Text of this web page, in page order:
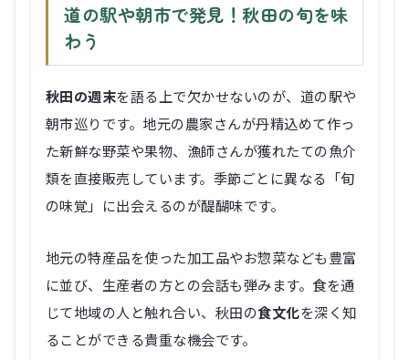
道の駅や朝市で発見！秋田の旬を味
わう
秋田の週末を語る上で欠かせないのが、道の駅や
朝市巡りです。地元の農家さんが丹精込めて作っ
た新鮮な野菜や果物、漁師さんが獲れたての魚介
類を直接販売しています。季節ごとに異なる「旬
の味覚」に出会えるのが醍醐味です。
地元の特産品を使った加工品やお惣菜なども豊富
に並び、生産者の方との会話も弾みます。食を通
じて地域の人と触れ合い、秋田の食文化を深く知
ることができる貴重な機会です。